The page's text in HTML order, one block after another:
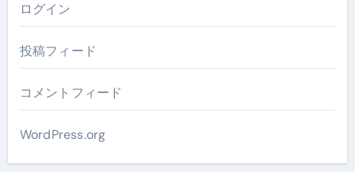
ログイン
投稿フィード
コメントフィード
WordPress.org